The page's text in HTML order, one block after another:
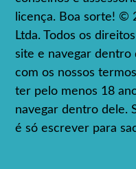
licença. Boa sorte! ©
Ltda. Todos os
site e navegar dentro
com os nossos
ter pelo menos 18
navegar dentro dele.
é só escrever para